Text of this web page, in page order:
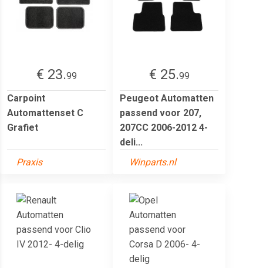
€ 23.99
Carpoint
Automattenset C
Grafiet
Praxis
€ 25.99
Peugeot Automatten
passend voor 207,
207CC 2006-2012 4-
deli...
Winparts.nl